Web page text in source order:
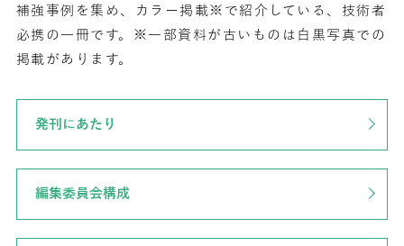
補強事例を集め、カラー掲載※で紹介している、技術者
必携の一冊です。※一部資料が古いものは白黒写真での
掲載があります。
発刊にあたり
編集委員会構成